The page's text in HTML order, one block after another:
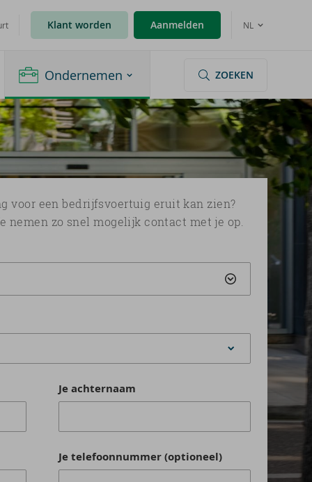
Klant worden Aanmelden NL
Ondernemen ZOEKEN
voor een bedrijfsvoertuig eruit kan zien?
nemen zo snel mogelijk contact met je op.
Je achternaam
Je telefoonnummer (optioneel)